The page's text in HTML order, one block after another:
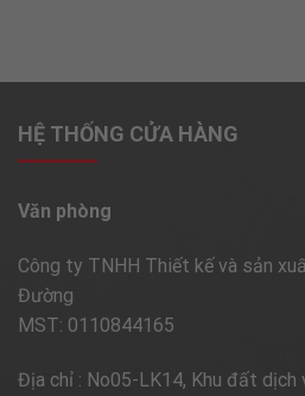
HỆ THỐNG CỬA HÀNG
Văn phòng
Công ty TNHH Thiết kế và sản
Đường
MST: 0110844165
Địa chỉ : No05-LK14, Khu đất